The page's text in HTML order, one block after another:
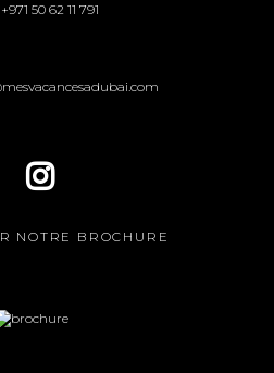
+971 50 62 11 791
NOTRE BROCHURE